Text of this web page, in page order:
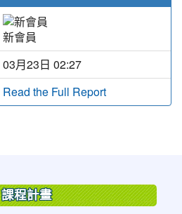
新會員
03月23日 02:27
Read the Full Report
課程計畫